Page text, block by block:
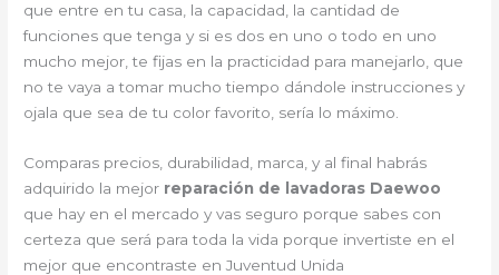
que entre en tu casa, la capacidad, la cantidad de
funciones que tenga y si es dos en uno o todo en uno
mucho mejor, te fijas en la practicidad para manejarlo, que
no te vaya a tomar mucho tiempo dándole instrucciones y
ojala que sea de tu color favorito, sería lo máximo.
Comparas precios, durabilidad, marca, y al final habrás
adquirido la mejor reparación de lavadoras Daewoo
que hay en el mercado y vas seguro porque sabes con
certeza que será para toda la vida porque invertiste en el
mejor que encontraste en Juventud Unida